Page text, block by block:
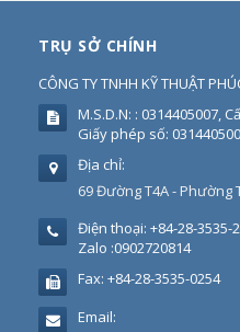
TRỤ SỞ CHÍNH
CÔNG TY TNHH KỸ THUẬT
M.S.D.N: : 0314405007,
Giấy phép số:
Địa chỉ:
69 Đường T4A - Phường
Điện thoại: +84-28-3535-
Zalo :0902720814
Fax: +84-28-3535-0254
Email: